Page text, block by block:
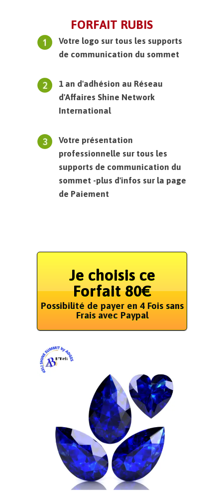
FORFAIT RUBIS
Votre logo sur tous les supports
de communication du sommet
1 an d'adhésion au Réseau
d'Affaires Shine Network
International
Votre présentation
professionnelle sur tous les
supports de communication du
sommet -plus d'infos sur la page
de Paiement
Je choisis ce
Forfait 80€
Possibilité de payer en 4 Fois sans
Frais avec Paypal